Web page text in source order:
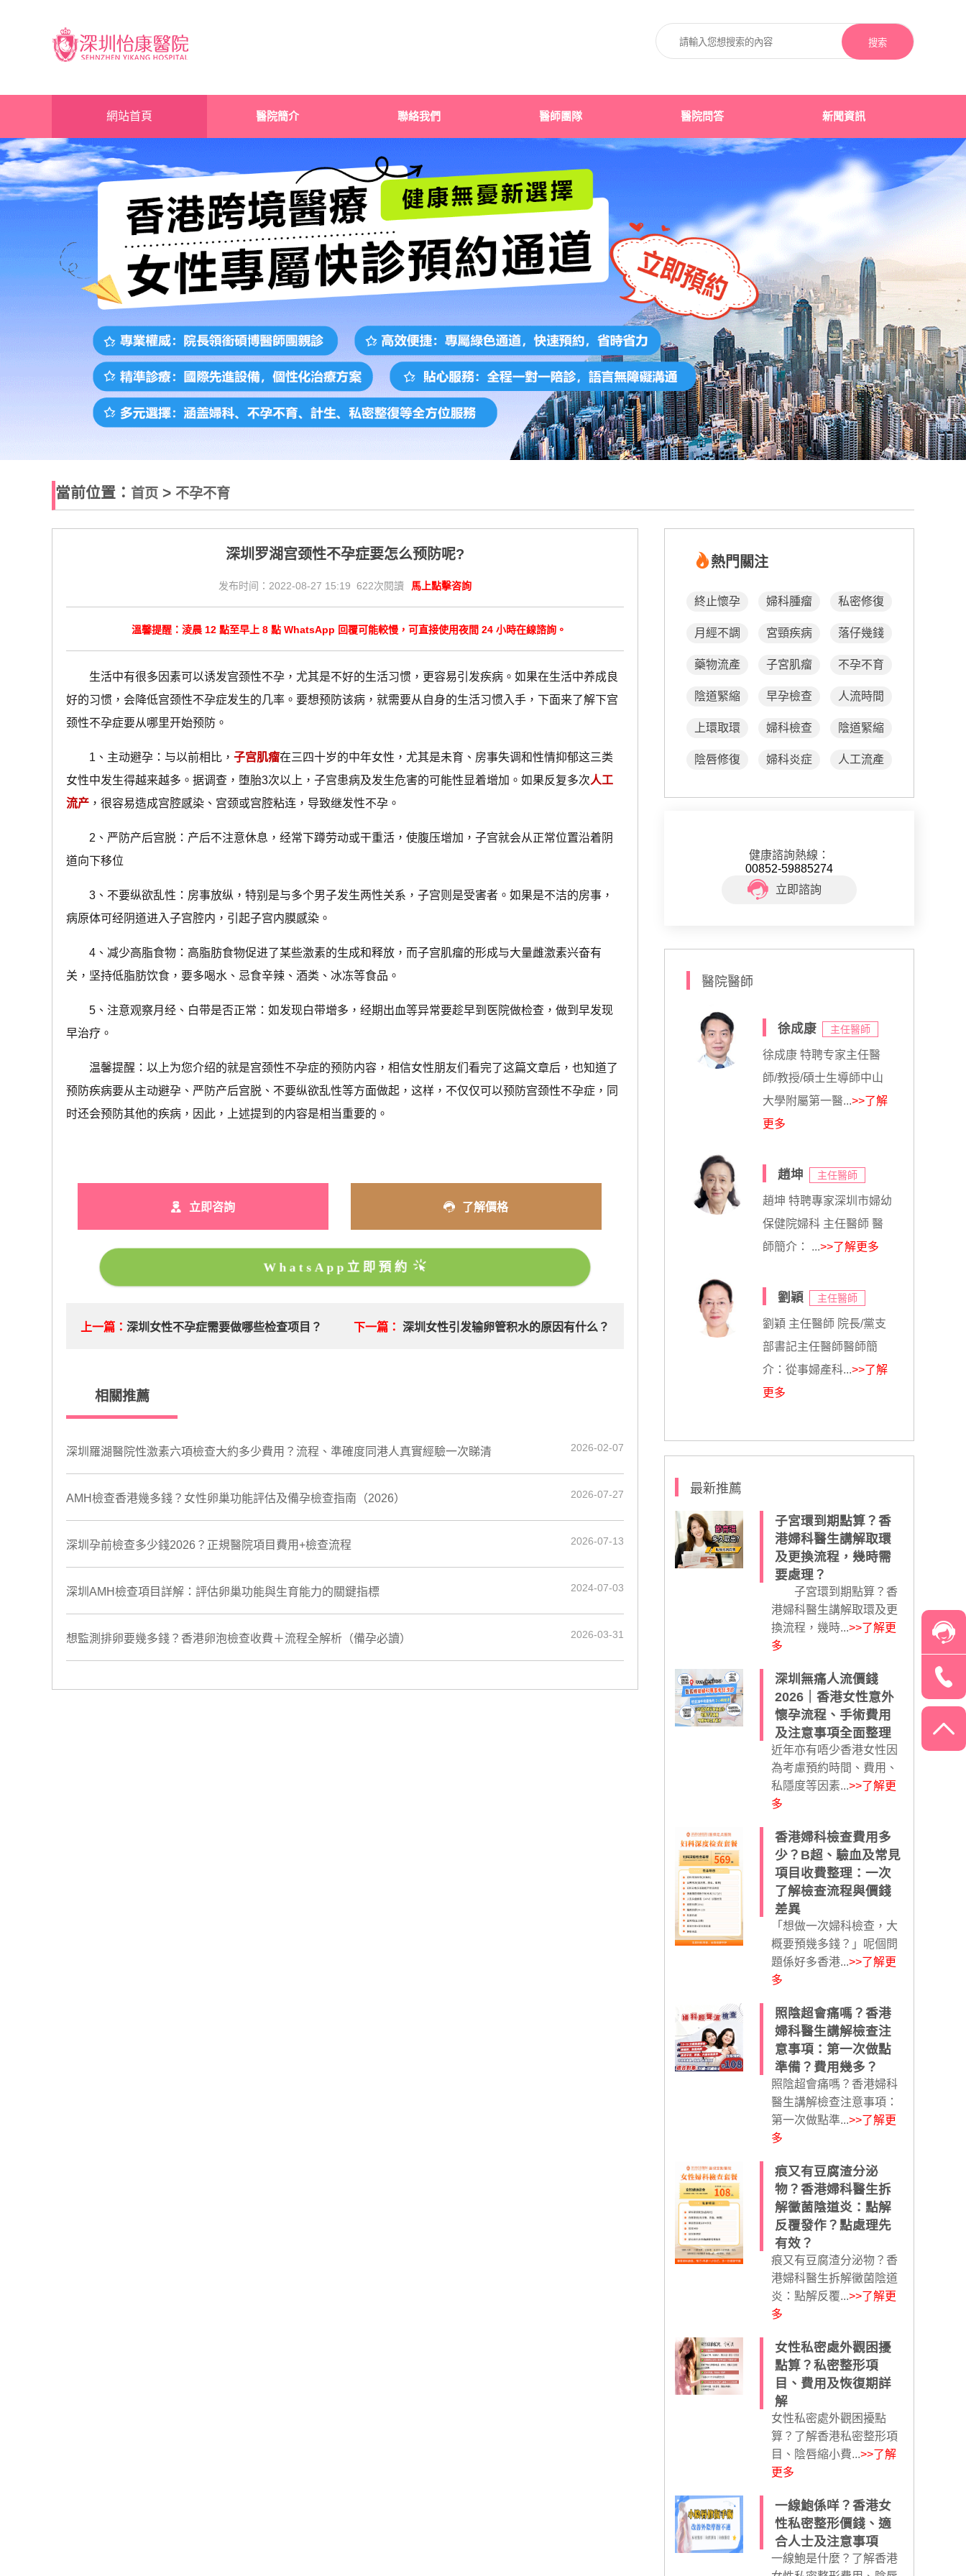
搜索
網站首頁 醫院簡介 聯絡我們 醫師團隊 醫院問答 新聞資訊
當前位置： 首页 > 不孕不育
深圳罗湖宫颈性不孕症要怎么预防呢?
发布时间：2022-08-27 15:19 622次閱讀 馬上點擊咨詢
溫馨提醒：淩晨 12 點至早上 8 點 WhatsApp 回覆可能較慢，可直接使用夜間 24 小時在線諮詢。
生活中有很多因素可以诱发宫颈性不孕，尤其是不好的生活习惯，更容易引发疾病。如果在生活中养成良
好的习惯，会降低宫颈性不孕症发生的几率。要想预防该病，就需要从自身的生活习惯入手，下面来了解下宫
颈性不孕症要从哪里开始预防。
1、主动避孕：与以前相比，子宫肌瘤在三四十岁的中年女性，尤其是未育、房事失调和性情抑郁这三类
女性中发生得越来越多。据调查，堕胎3次以上，子宫患病及发生危害的可能性显着增加。如果反复多次人工
流产 ，很容易造成宫腔感染、宫颈或宫腔粘连，导致继发性不孕。
2、严防产后宫脱：产后不注意休息，经常下蹲劳动或干重活，使腹压增加，子宫就会从正常位置沿着阴
道向下移位
3、不要纵欲乱性：房事放纵，特别是与多个男子发生两性关系，子宫则是受害者。如果是不洁的房事，
病原体可经阴道进入子宫腔内，引起子宫内膜感染。
4、减少高脂食物：高脂肪食物促进了某些激素的生成和释放，而子宫肌瘤的形成与大量雌激素兴奋有
关，坚持低脂肪饮食，要多喝水、忌食辛辣、酒类、冰冻等食品。
5、注意观察月经、白带是否正常：如发现白带增多，经期出血等异常要趁早到医院做检查，做到早发现
早治疗。
温馨提醒：以上为您介绍的就是宫颈性不孕症的预防内容，相信女性朋友们看完了这篇文章后，也知道了
预防疾病要从主动避孕、严防产后宫脱、不要纵欲乱性等方面做起，这样，不仅仅可以预防宫颈性不孕症，同
时还会预防其他的疾病，因此，上述提到的内容是相当重要的。
立即咨詢 了解價格
WhatsApp立即預約
上一篇：深圳女性不孕症需要做哪些检查项目？ 下一篇： 深圳女性引发输卵管积水的原因有什么？
相關推薦
深圳羅湖醫院性激素六項檢查大約多少費用？流程、準確度同港人真實經驗一次睇清 2026-02-07
AMH檢查香港幾多錢？女性卵巢功能評估及備孕檢查指南（2026） 2026-07-27
深圳孕前檢查多少錢2026？正規醫院項目費用+檢查流程 2026-07-13
深圳AMH檢查項目詳解：評估卵巢功能與生育能力的關鍵指標 2024-07-03
想監測排卵要幾多錢？香港卵泡檢查收費＋流程全解析（備孕必讀） 2026-03-31
熱門關注
終止懷孕 婦科腫瘤 私密修復
月經不調 宮頸疾病 落仔幾錢
藥物流產 子宮肌瘤 不孕不育
陰道緊縮 早孕檢查 人流時間
上環取環 婦科檢查 陰道緊縮
陰唇修復 婦科炎症 人工流產
健康諮詢熱線：
00852-59885274
立即諮詢
醫院醫師
徐成康 主任醫師
徐成康 特聘专家主任醫
師/教授/碩士生導師中山
大學附屬第一醫...>>了解
更多
趙坤 主任醫師
趙坤 特聘專家深圳市婦幼
保健院婦科 主任醫師 醫
師簡介： ...>>了解更多
劉穎 主任醫師
劉穎 主任醫師 院長/黨支
部書記主任醫師醫師簡
介：從事婦產科...>>了解
更多
最新推薦
子宮環到期點算？香
港婦科醫生講解取環
及更換流程，幾時需
要處理？
子宮環到期點算？香
港婦科醫生講解取環及更
換流程，幾時...>>了解更
多
深圳無痛人流價錢
2026｜香港女性意外
懷孕流程、手術費用
及注意事項全面整理
近年亦有唔少香港女性因
為考慮預約時間、費用、
私隱度等因素...>>了解更
多
香港婦科檢查費用多
少？B超、驗血及常見
項目收費整理：一次
了解檢查流程與價錢
差異
「想做一次婦科檢查，大
概要預幾多錢？」呢個問
題係好多香港...>>了解更
多
照陰超會痛嗎？香港
婦科醫生講解檢查注
意事項：第一次做點
準備？費用幾多？
照陰超會痛嗎？香港婦科
醫生講解檢查注意事項：
第一次做點準...>>了解更
多
痕又有豆腐渣分泌
物？香港婦科醫生拆
解黴菌陰道炎：點解
反覆發作？點處理先
有效？
痕又有豆腐渣分泌物？香
港婦科醫生拆解黴菌陰道
炎：點解反覆...>>了解更
多
女性私密處外觀困擾
點算？私密整形項
目、費用及恢復期詳
解
女性私密處外觀困擾點
算？了解香港私密整形項
目、陰唇縮小費...>>了解
更多
一線鮑係咩？香港女
性私密整形價錢、適
合人士及注意事項
一線鮑是什麼？了解香港